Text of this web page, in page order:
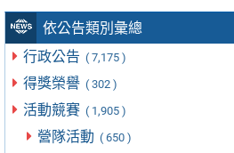
依公告類別彙總
行政公告 ( 7,175 )
得獎榮譽 ( 302 )
活動競賽 ( 1,905 )
營隊活動 ( 650 )